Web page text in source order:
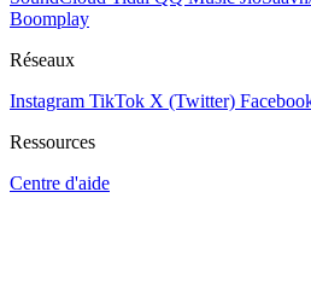
Boomplay
Réseaux
Instagram TikTok X (Twitter)
Ressources
Centre d'aide